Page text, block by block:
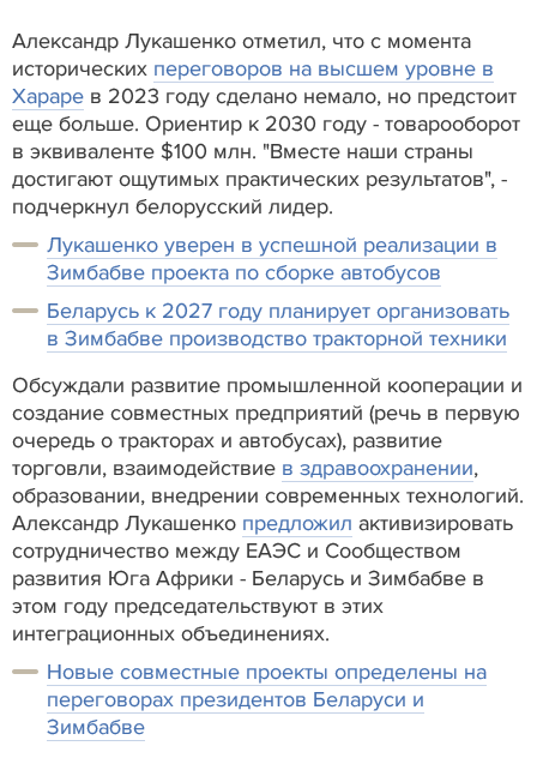
Александр Лукашенко отметил, что с момента
исторических переговоров на высшем уровне в
Хараре в 2023 году сделано немало, но предстоит
еще больше. Ориентир к 2030 году - товарооборот
в эквиваленте $100 млн. "Вместе наши страны
достигают ощутимых практических результатов", -
подчеркнул белорусский лидер.
Лукашенко уверен в успешной реализации в
Зимбабве проекта по сборке автобусов
Беларусь к 2027 году планирует организовать
в Зимбабве производство тракторной техники
Обсуждали развитие промышленной кооперации и
создание совместных предприятий (речь в первую
очередь о тракторах и автобусах), развитие
торговли, взаимодействие в здравоохранении,
образовании, внедрении современных технологий.
Александр Лукашенко предложил активизировать
сотрудничество между ЕАЭС и Сообществом
развития Юга Африки - Беларусь и Зимбабве в
этом году председательствуют в этих
интеграционных объединениях.
Новые совместные проекты определены на
переговорах президентов Беларуси и
Зимбабве